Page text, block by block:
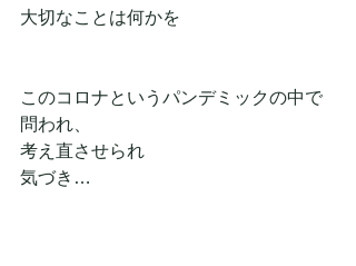
大切なことは何かを
このコロナというパンデミックの中で
問われ、
考え直させられ
気づき…